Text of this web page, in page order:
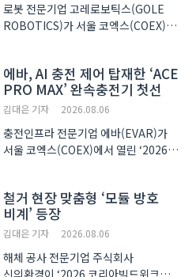
로봇 전문기업 고레로보틱스(GOLE
ROBOTICS)가 서울 코엑스(COEX)
그리퍼를 적용해 별도 상차 작업 없이도
자재 운반이 가능한 물류 로봇을
선보였다. 고레로보틱스는 현장의
특징이나..
에바, AI 충전 제어 탑재한 ‘ACE
PRO MAX’ 완속충전기 첫선
김대은 기자 2026.08.06
충전인프라 전문기업 에바(EVAR)가
서울 코엑스(COEX)에서 열린 ‘2026
완속충전기 ‘ACE PRO MAX’를
공개했다. 신제품에는 사용자의 충전
습관을 학습하는 인공지능(AI) 기반
충전 제어..
철거 현장 맞춤형 ‘모듈 방호
비계’ 등장
김대은 기자 2026.08.06
해체 공사 전문기업 주식회사